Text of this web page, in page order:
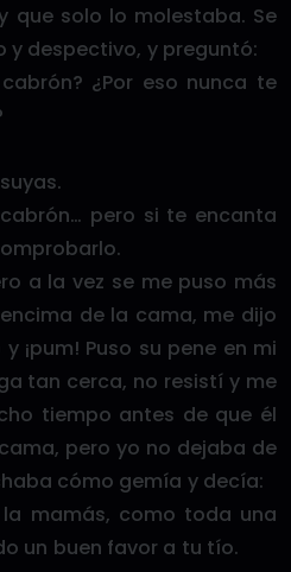
que solo lo molestaba. Se
y despectivo, y preguntó:
¿Por eso nunca te
pero si te encanta
a la vez se me puso más
de la cama, me dijo
¡pum! Puso su pene en mi
tan cerca, no resistí y me
tiempo antes de que él
pero yo no dejaba de
cómo gemía y decía:
mamás, como toda una
un buen favor a tu tío.